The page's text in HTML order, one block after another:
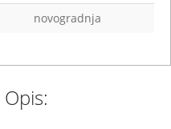
novogradnja
Opis: